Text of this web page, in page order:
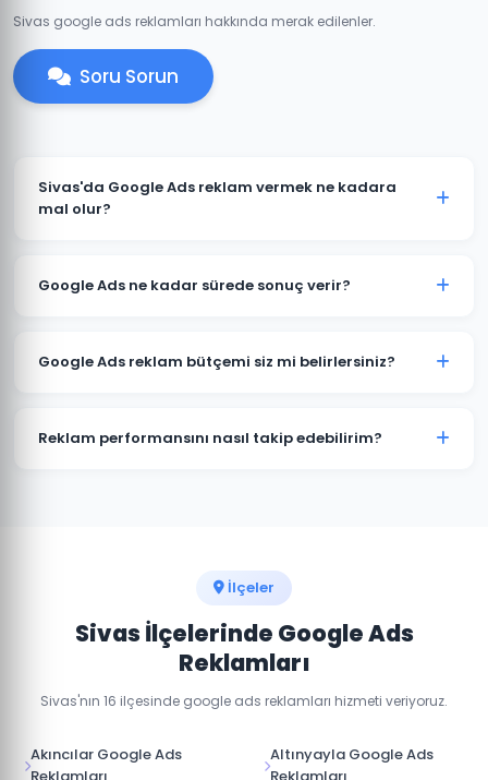
Sivas google ads reklamları hakkında merak edilenler.
Soru Sorun
Sivas'da Google Ads reklam vermek ne kadara
mal olur?
hedef kitlenize göre değişir. Sivas'daki işletmeniz için
Google Ads ne kadar sürede sonuç verir?
tıklamaları ve dönüşümleri genellikle kampanya
Google Ads reklam bütçemi siz mi belirlersiniz?
bütçe önerisi sunuyoruz. Son karar her zaman sizindir.
Reklam performansını nasıl takip edebilirim?
İlçeler
Sivas İlçelerinde Google Ads
Reklamları
Sivas'nın 16 ilçesinde google ads reklamları hizmeti veriyoruz.
Akıncılar Google Ads
Altınyayla Google Ads